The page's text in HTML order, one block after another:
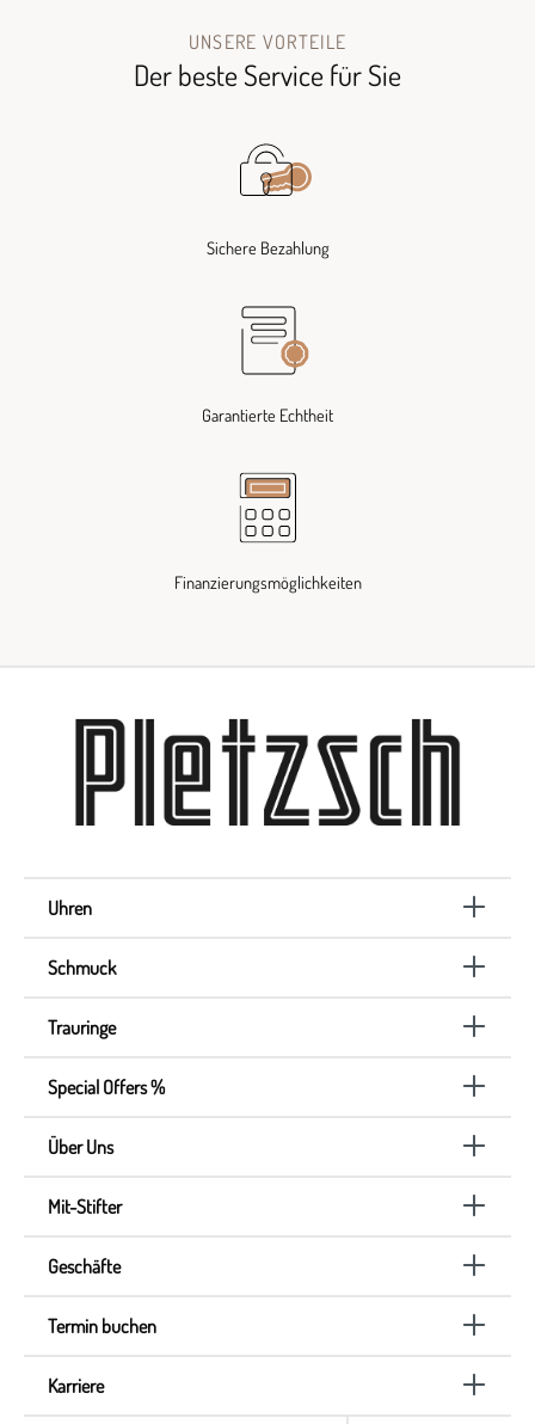
UNSERE VORTEILE
Der beste Service für Sie
Sichere Bezahlung
Garantierte Echtheit
Finanzierungsmöglichkeiten
Uhren
Schmuck
Trauringe
Special Offers %
Über Uns
Mit-Stifter
Geschäfte
Termin buchen
Karriere